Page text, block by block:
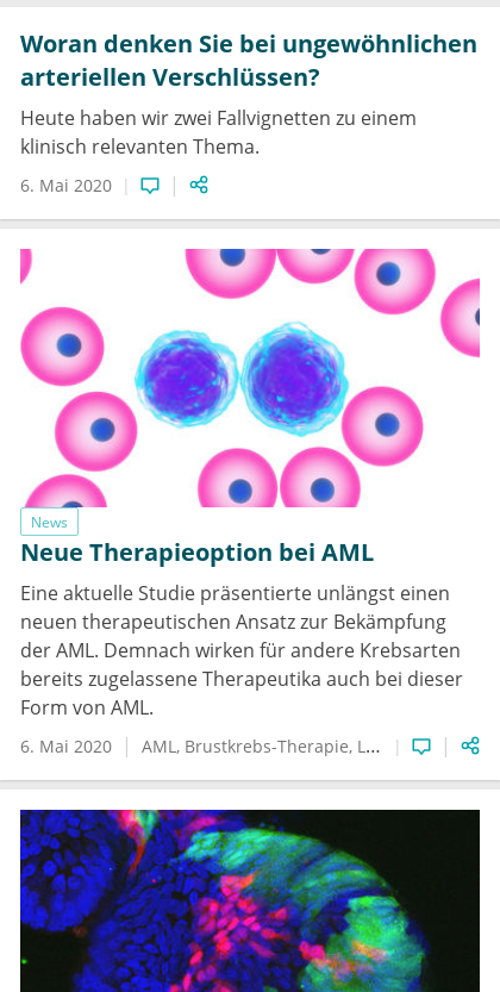
Woran denken Sie bei ungewöhnlichen
arteriellen Verschlüssen?
Heute haben wir zwei Fallvignetten zu einem
klinisch relevanten Thema.
6. Mai 2020
News
Neue Therapieoption bei AML
Eine aktuelle Studie präsentierte unlängst einen
neuen therapeutischen Ansatz zur Bekämpfung
der AML. Demnach wirken für andere Krebsarten
bereits zugelassene Therapeutika auch bei dieser
Form von AML.
6. Mai 2020 AML Brustkrebs-Therapie Leukämie